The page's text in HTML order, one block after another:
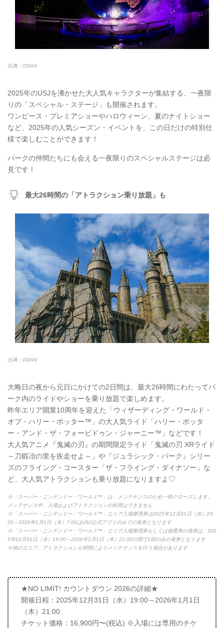
出典：ODAN
2025年のUSJを沸かせた大人気キャラクターが集結する、一夜限
りの「スペシャル・ステージ」も開催されます。
ワンピース・プレミアショーやハロウィーン、夏のナイトショー
など、2025年の人気シーズン・イベントを、この日だけの特別仕
様で楽しむことができます！
パークの仲間たちにも会える一夜限りのスペシャルステージは必
見です！
最大26時間の「アトラクション乗り放題」も
出典：ODAN
大晦日の夜から元日にかけての2日間は、最大26時間にわたってパ
ーク内のライドやショーを乗り放題で楽しめます。
昨年エリア開業10周年を迎えた「ウィザーディング・ワールド・
オブ・ハリー・ポッター™」の大人気ライド「ハリー・ポッタ
ー・アンド・ザ・フォービドゥン・ジャーニー™」などです！
大人気アニメ『鬼滅の刃』の期間限定ライド「鬼滅の刃 XRライド
～刀鍛冶の里を疾走せよ～」や『ジュラシック・パーク』シリー
ズのフライング・コースター「ザ・フライング・ダイナソー」な
ど、大人気アトラクションも乗り放題になりますよ♡
※「スーパー・ニンテンドー・ワールド™」は、メンテナンスのため一時クローズします。
メンテナンス中、入場およびアトラクションの利用はできません
※「スーパー・ニンテンドー・ワールド™」エリア入場整理券は2025年12月31日（水）23:
00～2026年1月1日（木）7:00はUSJ公式アプリのみでの発券となります
※「スーパー・ニンテンドー・ワールド™」エリア入場整理券もしくは抽選券の発券は、202
5年12月31日（水）19:00～2026年1月1日（木）21:00の間で1回のみの発券となります
※他のエリア、アトラクションも時間によりメンテナンスを行う場合があります
★NO LIMIT! カウントダウン 2026の詳細★
開催日程：2025年12月31日（水）19:00～2026年1月1日
（木）21:00
チケット価格：16,900円〜(税込) ※入場には専用のチケ